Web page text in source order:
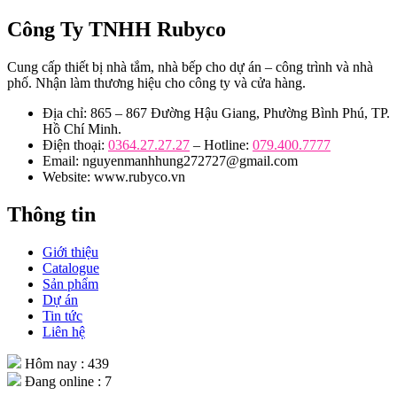
Công Ty TNHH Rubyco
Cung cấp thiết bị nhà tắm, nhà bếp cho dự án – công trình và nhà
phố. Nhận làm thương hiệu cho công ty và cửa hàng.
Địa chỉ: 865 – 867 Đường Hậu Giang, Phường Bình Phú, TP.
Hồ Chí Minh.
Điện thoại: 0364.27.27.27 – Hotline: 079.400.7777
Email: nguyenmanhhung272727@gmail.com
Website: www.rubyco.vn
Thông tin
Giới thiệu
Catalogue
Sản phẩm
Dự án
Tin tức
Liên hệ
Hôm nay : 439
Đang online : 7